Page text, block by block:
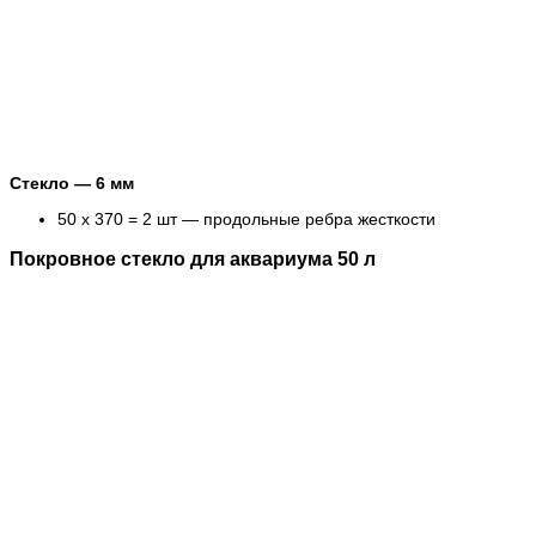
Стекло — 6 мм
50 х 370 = 2 шт — продольные ребра жесткости
Покровное стекло для аквариума 50 л